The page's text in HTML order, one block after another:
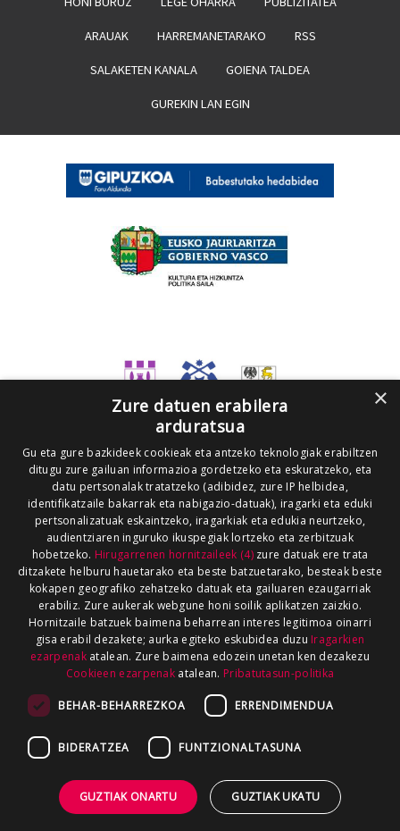
ARAUAK HARREMANETARAKO RSS
SALAKETEN KANALA GOIENA TALDEA
GUREKIN LAN EGIN
×
Zure datuen erabilera
arduratsua
Gu eta gure bazkideek cookieak eta antzeko teknologiak erabiltzen
ditugu zure gailuan informazioa gordetzeko eta eskuratzeko, eta
datu pertsonalak tratatzeko (adibidez, zure IP helbidea,
identifikatzaile bakarrak eta nabigazio-datuak), iragarki eta eduki
pertsonalizatuak eskaintzeko, iragarkiak eta edukia neurtzeko,
audientziaren inguruko ikuspegiak lortzeko eta zerbitzuak
hobetzeko. Hirugarrenen hornitzaileek (4)zure datuak ere trata
ditzakete helburu hauetarako eta beste batzuetarako, besteak beste
kokapen geografiko zehatzeko datuak eta gailuaren ezaugarriak
erabiliz. Zure aukerak webgune honi soilik aplikatzen zaizkio.
Hornitzaile batzuek baimena beharrean interes legitimoa oinarri
gisa erabil dezakete; aurka egiteko eskubidea duzu Iragarkien
ezarpenakatalean. Zure baimena edozein unetan ken dezakezu
Cookieen ezarpenak atalean. Pribatutasun-politika
BEHAR-BEHARREZKOA ERRENDIMENDUA
BIDERATZEA FUNTZIONALTASUNA
GUZTIAK ONARTU GUZTIAK UKATU